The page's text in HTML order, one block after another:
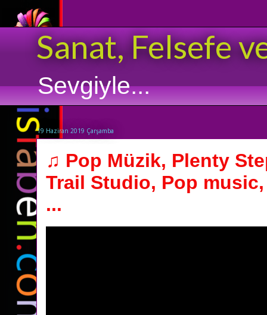
Sanat, Felsefe
Sevgiyle...
19 Haziran 2019 Çarşamba
♫ Pop Müzik, Plenty
Trail Studio, Pop
...